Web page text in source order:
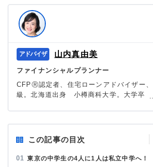
山内真由美
ファイナンシャルプランナー
CFPⓇ認定者、住宅ローンアドバイザー
級。北海道出身 小樽商科大学。大学卒
ン」を開所。
＞＞公式ページ
この記事の目次
東京の中学生の4人に1人は私立中学へ！